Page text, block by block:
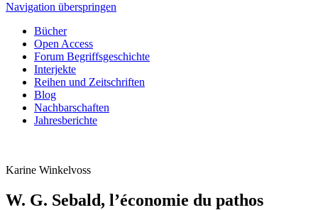
Navigation überspringen
Bücher
Open Access
Forum Begriffsgeschichte
Interjekte
Reihen und Zeitschriften
Blog
Nachbarschaften
Jahresberichte
Karine Winkelvoss
W. G. Sebald, l’économie du pathos